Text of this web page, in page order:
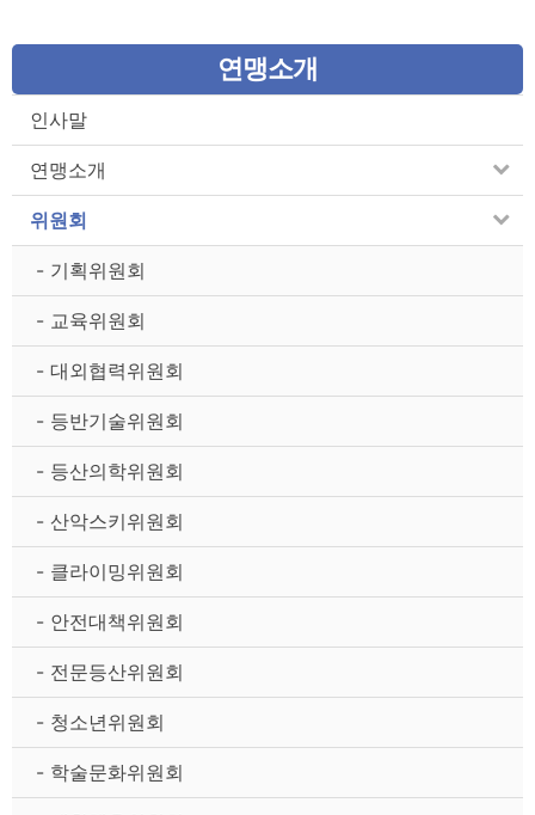
연맹소개
인사말
연맹소개
위원회
- 기획위원회
- 교육위원회
- 대외협력위원회
- 등반기술위원회
- 등산의학위원회
- 산악스키위원회
- 클라이밍위원회
- 안전대책위원회
- 전문등산위원회
- 청소년위원회
- 학술문화위원회